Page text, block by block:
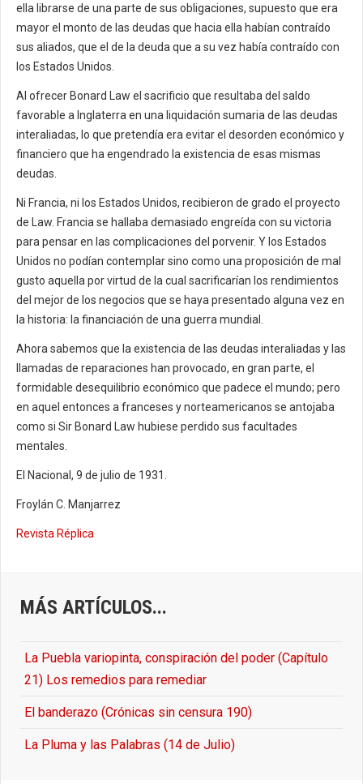
ella librarse de una parte de sus obligaciones, supuesto que era
mayor el monto de las deudas que hacia ella habían contraído
sus aliados, que el de la deuda que a su vez había contraído con
los Estados Unidos.
Al ofrecer Bonard Law el sacrificio que resultaba del saldo
favorable a Inglaterra en una liquidación sumaria de las deudas
interaliadas, lo que pretendía era evitar el desorden económico y
financiero que ha engendrado la existencia de esas mismas
deudas.
Ni Francia, ni los Estados Unidos, recibieron de grado el proyecto
de Law. Francia se hallaba demasiado engreída con su victoria
para pensar en las complicaciones del porvenir. Y los Estados
Unidos no podían contemplar sino como una proposición de mal
gusto aquella por virtud de la cual sacrificarían los rendimientos
del mejor de los negocios que se haya presentado alguna vez en
la historia: la financiación de una guerra mundial.
Ahora sabemos que la existencia de las deudas interaliadas y las
llamadas de reparaciones han provocado, en gran parte, el
formidable desequilibrio económico que padece el mundo; pero
en aquel entonces a franceses y norteamericanos se antojaba
como si Sir Bonard Law hubiese perdido sus facultades
mentales.
El Nacional, 9 de julio de 1931.
Froylán C. Manjarrez
Revista Réplica
MÁS ARTÍCULOS...
La Puebla variopinta, conspiración del poder (Capítulo
21) Los remedios para remediar
El banderazo (Crónicas sin censura 190)
La Pluma y las Palabras (14 de Julio)